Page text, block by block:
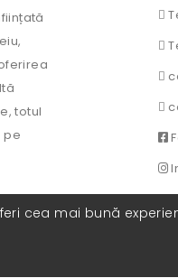
totul
pe
cea mai bună